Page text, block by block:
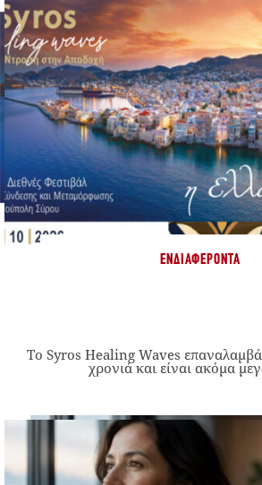
ΕΝΔΙΑΦΈΡΟΝΤΑ
Το Syros Healing Waves
χρονιά και είναι ακόμα